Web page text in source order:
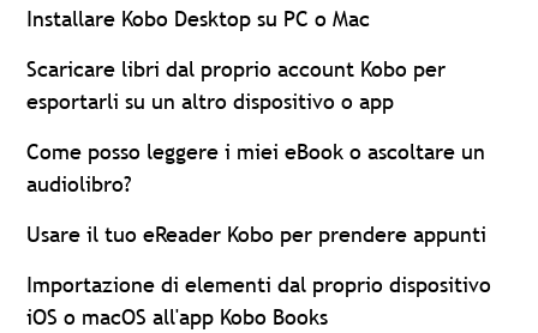
Installare Kobo Desktop su PC o Mac
Scaricare libri dal proprio account Kobo per
esportarli su un altro dispositivo o app
Come posso leggere i miei eBook o ascoltare un
audiolibro?
Usare il tuo eReader Kobo per prendere appunti
Importazione di elementi dal proprio dispositivo
iOS o macOS all'app Kobo Books